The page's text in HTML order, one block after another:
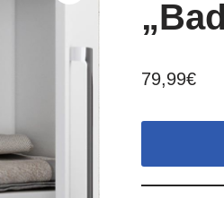
79,99€